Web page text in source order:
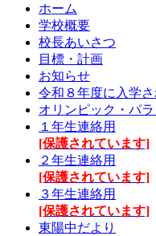
ホーム
学校概要
校長あいさつ
目標・計画
お知らせ
令和８年度に入学
オリンピック・パ
１年生連絡用
[保護されています]
２年生連絡用
[保護されています]
３年生連絡用
[保護されています]
東陽中だより